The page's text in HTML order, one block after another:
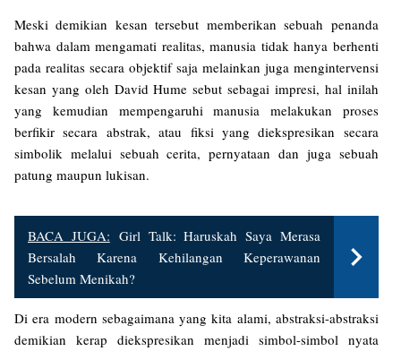
Meski demikian kesan tersebut memberikan sebuah penanda
bahwa dalam mengamati realitas, manusia tidak hanya berhenti
pada realitas secara objektif saja melainkan juga mengintervensi
kesan yang oleh David Hume sebut sebagai impresi, hal inilah
yang kemudian mempengaruhi manusia melakukan proses
berfikir secara abstrak, atau fiksi yang diekspresikan secara
simbolik melalui sebuah cerita, pernyataan dan juga sebuah
patung maupun lukisan.
BACA JUGA: Girl Talk: Haruskah Saya Merasa
Bersalah Karena Kehilangan Keperawanan
Sebelum Menikah?
Di era modern sebagaimana yang kita alami, abstraksi-abstraksi
demikian kerap diekspresikan menjadi simbol-simbol nyata